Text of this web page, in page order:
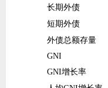
长期外债
短期外债
外债总额存量
GNI
GNI增长率